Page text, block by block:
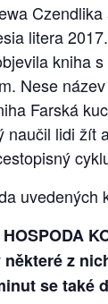
litera
kniha
Nese
Farská
lidi žít
uvedených
z
se také